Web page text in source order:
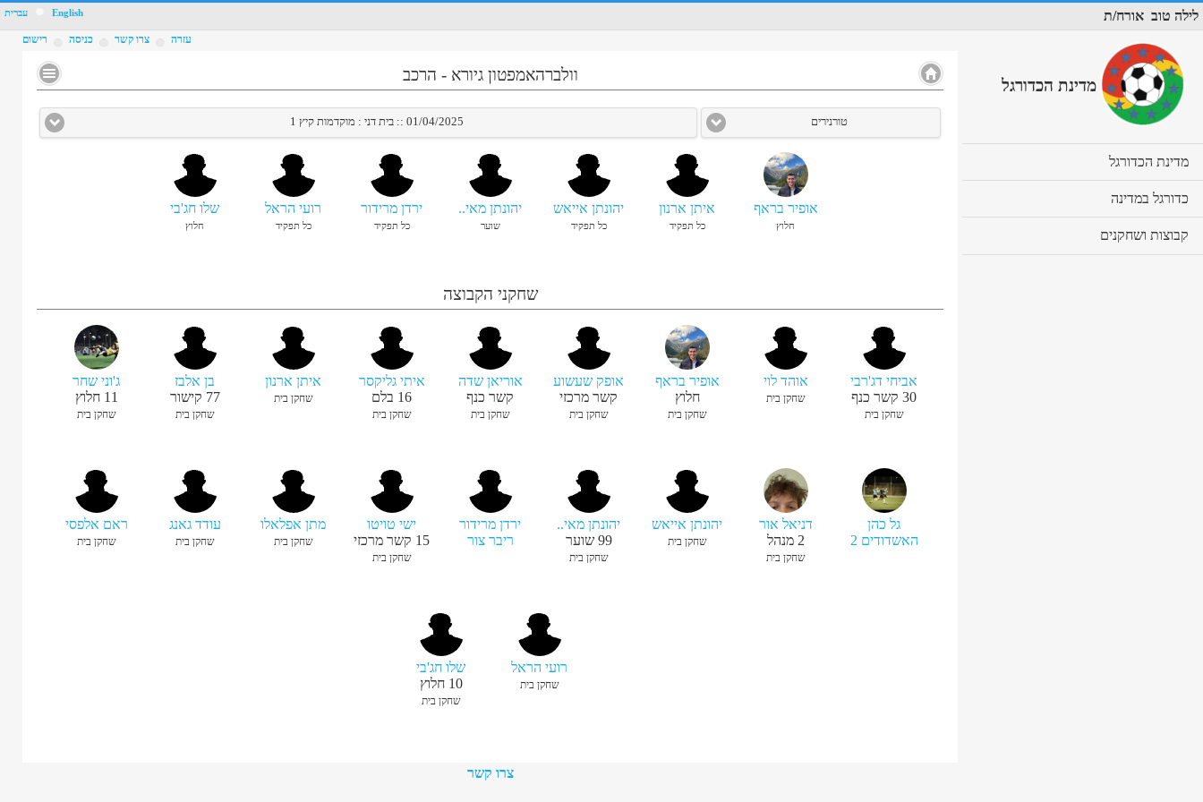
3 לילה טוב אורח/ת English עברית
רישום כניסה צרו קשר עזרה
וולברהאמפטון גיורא - הרכב
טורנירים 01/04/2025 :: בית דני : מוקדמות קיץ 1
אופיר בראף
חלוץ
איתן ארנון
כל תפקיד
יהונתן אייאש
כל תפקיד
יהונתן מאי..
שוער
ירדן מרידור
כל תפקיד
רועי הראל
כל תפקיד
שלו חג'בי
חלוץ
שחקני הקבוצה
אביחי דג'רבי
30 קשר כנף
שחקן בית
אוהד לוי
שחקן בית
אופיר בראף
חלוץ
שחקן בית
אופק שעשוע
קשר מרכזי
שחקן בית
אוריאן שדה
קשר כנף
שחקן בית
איתי גליקסר
16 בלם
שחקן בית
איתן ארנון
שחקן בית
בן אלבז
77 קישור
שחקן בית
ג'וני שחר
11 חלוץ
שחקן בית
גל כהן
האשדודים 2
דניאל אור
2 מנהל
שחקן בית
יהונתן אייאש
שחקן בית
יהונתן מאי..
99 שוער
שחקן בית
ירדן מרידור
ריבר צור
ישי טויטו
15 קשר מרכזי
שחקן בית
מתן אפלאלו
שחקן בית
עודד גאנג
שחקן בית
ראם אלפסי
שחקן בית
רועי הראל
שחקן בית
שלו חג'בי
10 חלוץ
שחקן בית
צרו קשר
מדינת הכדורגל
מדינת הכדורגל
to
כדורגל במדינה
to
קבוצות ושחקנים
to
4